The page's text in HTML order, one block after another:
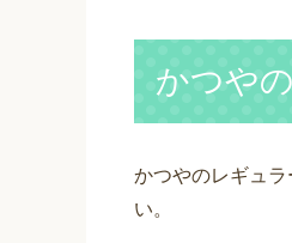
かつや
かつやのレギュ
い。